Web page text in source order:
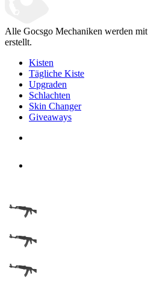
Alle Gocsgo Mechaniken werden mit
erstellt.
Kisten
Tägliche Kiste
Upgraden
Schlachten
Skin Changer
Giveaways